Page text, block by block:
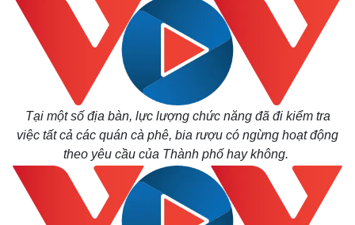
Tại một số địa bàn, lực lượng chức năng đã đi kiểm tra
việc tất cả các quán cà phê, bia rượu có ngừng hoạt động
theo yêu cầu của Thành phố hay không.